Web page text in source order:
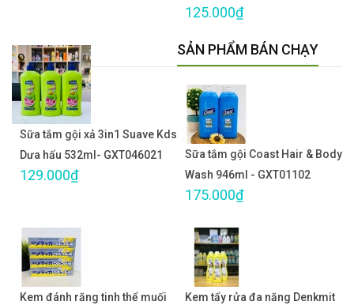
125.000₫
Sữa tắm gội xả 3in1 Suave Kds
Dưa hấu 532ml- GXT046021
129.000₫
SẢN PHẨM BÁN CHẠY
Sữa tắm gội Coast Hair & Body
Wash 946ml - GXT01102
175.000₫
Kem đánh răng tinh thể muối
Kem tẩy rửa đa năng Denkmit